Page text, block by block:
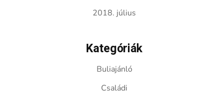
2018. július
Kategóriák
Buliajánló
Családi